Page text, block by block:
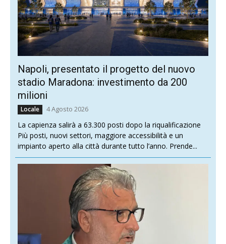
Napoli, presentato il progetto del nuovo
stadio Maradona: investimento da 200
milioni
Locale 4 Agosto 2026
La capienza salirà a 63.300 posti dopo la riqualificazione
Più posti, nuovi settori, maggiore accessibilità e un
impianto aperto alla città durante tutto l’anno. Prende...